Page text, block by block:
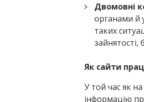
Двомовні
органами й
таких
зайнятості,
Як сайти
У той час як
інформацію